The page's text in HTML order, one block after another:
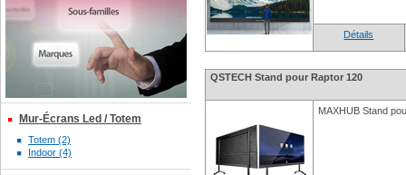
Mur-Écrans Led / Totem
Totem (2)
Indoor (4)
Détails
QSTECH Stand pour Raptor 120
MAXHUB Stand